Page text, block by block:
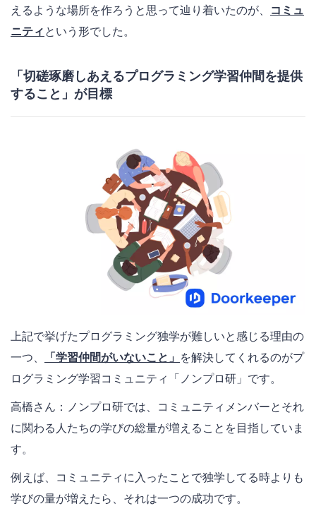
えるような場所を作ろうと思って辿り着いたのが、 コミュ
ニティ という形でした。
「切磋琢磨しあえるプログラミング学習仲間を提供
すること」が目標
上記で挙げたプログラミング独学が難しいと感じる理由の
一つ、
「学習仲間がいないこと」 を解決してくれるのがプ
ログラミング学習コミュニティ「ノンプロ研」です。
高橋さん：ノンプロ研では、コミュニティメンバーとそれ
に関わる人たちの学びの総量が増えることを目指していま
す。
例えば、コミュニティに入ったことで独学してる時よりも
学びの量が増えたら、それは一つの成功です。